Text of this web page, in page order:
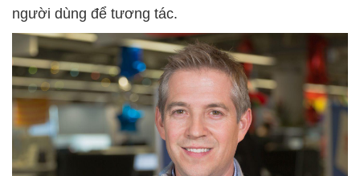
người dùng để tương tác.